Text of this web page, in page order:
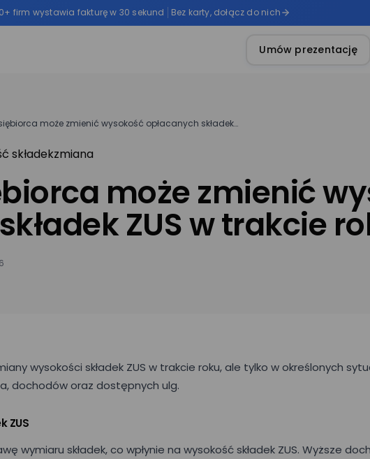
firm wystawia fakturę w 30 sekund Bez karty, dołącz do nich
Umów prezentację
może zmienić wysokość opłacanych składek…
składekzmiana
może zmienić
ZUS w trakcie
wysokości składek ZUS w trakcie roku, ale tylko w określonych
dochodów oraz dostępnych ulg.
ZUS
wymiaru składek, co wpłynie na wysokość składek ZUS. Wyższe